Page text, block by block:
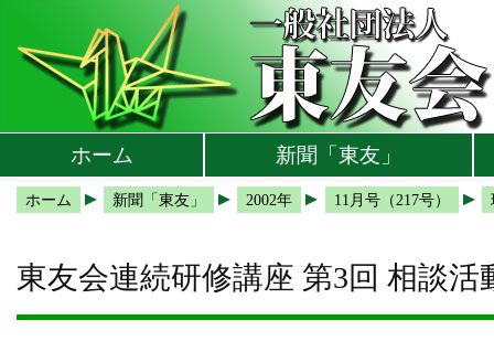
メインメニューへ
サブメニューへ
現在地ナビ（パンくずリスト）へ
ホーム 新聞「東友」
ホーム 新聞「東友」 2002年 11月号（217号）
東友会連続研修講座 第3回 相談